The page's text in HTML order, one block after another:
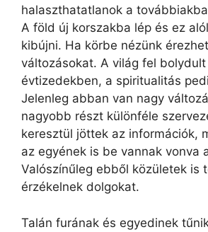
halaszthatatlanok a
A föld új korszakba lép és ez
kibújni. Ha körbe nézünk
változásokat. A világ fel
évtizedekben, a spiritualitás
Jelenleg abban van nagy
nagyobb részt különféle
keresztül jöttek az információk,
az egyének is be vannak vonva
Valószínűleg ebből közületek is
érzékelnek dolgokat.
Talán furának és egyedinek